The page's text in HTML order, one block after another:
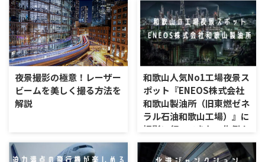
夜景撮影の極意！レーザー
ビームを美しく撮る方法を
解説
和歌山人気No1工場夜景ス
ポット『ENEOS株式会社
和歌山製油所（旧東燃ゼネ
ラル石油和歌山工場）』に
撮影に行ってきた。作例や
アクセスについて